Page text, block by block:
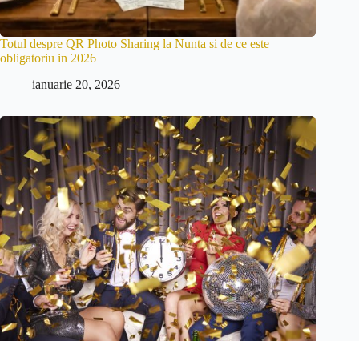
Totul despre QR Photo Sharing la Nunta si de ce este
obligatoriu in 2026
ianuarie 20, 2026